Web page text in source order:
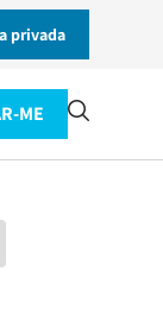
privada
ME